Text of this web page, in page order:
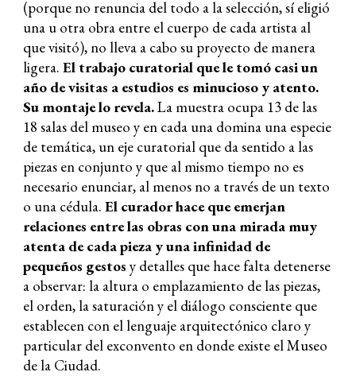
(porque no renuncia del todo a la selección, sí eligió
una u otra obra entre el cuerpo de cada artista al
que visitó), no lleva a cabo su proyecto de manera
ligera.El trabajo curatorial que le tomó casi un
año de visitas a estudios es minucioso y atento.
Su montaje lo revela.La muestra ocupa 13 de las
18 salas del museo y en cada una domina una especie
de temática, un eje curatorial que da sentido a las
piezas en conjunto y que al mismo tiempo no es
necesario enunciar, al menos no a través de un texto
o una cédula.El curador hace que emerjan
relaciones entre las obras con una mirada muy
atenta de cada pieza y una infinidad de
pequeños gestosy detalles que hace falta detenerse
a observar: la altura o emplazamiento de las piezas,
el orden, la saturación y el diálogo consciente que
establecen con el lenguaje arquitectónico claro y
particular del exconvento en donde existe el Museo
de la Ciudad.